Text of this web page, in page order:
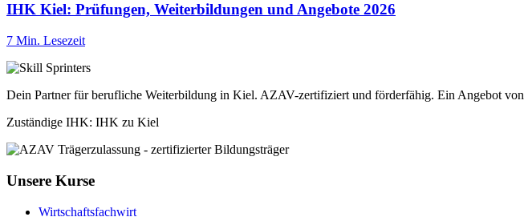
IHK Kiel: Prüfungen, Weiterbildungen und Angebote 2026
7 Min. Lesezeit
Dein Partner für berufliche Weiterbildung in Kiel. AZAV-zertifiziert und förderfähig. Ein Angebot von
Zuständige IHK: IHK zu Kiel
Unsere Kurse
Wirtschaftsfachwirt